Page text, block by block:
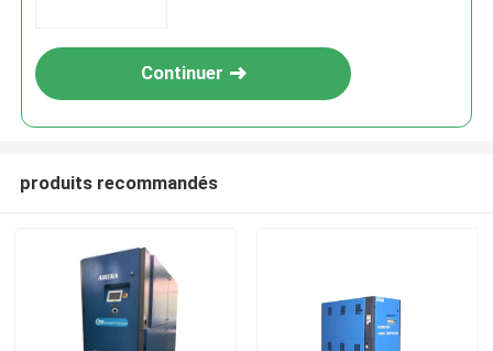
Continuer
produits recommandés